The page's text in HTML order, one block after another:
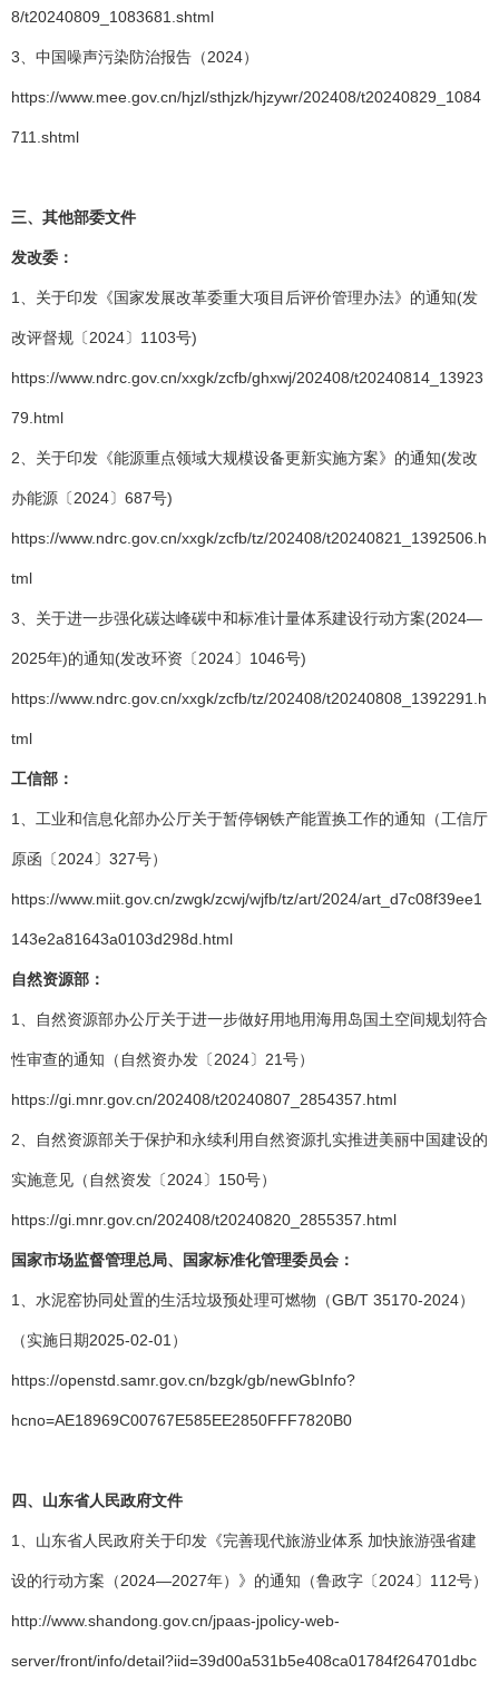
8/t20240809_1083681.shtml
3、中国噪声污染防治报告（2024）
https://www.mee.gov.cn/hjzl/sthjzk/hjzywr/202408/t20240829_1084
711.shtml
三、其他部委文件
发改委：
1、关于印发《国家发展改革委重大项目后评价管理办法》的通知(发
改评督规〔2024〕1103号)
https://www.ndrc.gov.cn/xxgk/zcfb/ghxwj/202408/t20240814_13923
79.html
2、关于印发《能源重点领域大规模设备更新实施方案》的通知(发改
办能源〔2024〕687号)
https://www.ndrc.gov.cn/xxgk/zcfb/tz/202408/t20240821_1392506.h
tml
3、关于进一步强化碳达峰碳中和标准计量体系建设行动方案(2024—
2025年)的通知(发改环资〔2024〕1046号)
https://www.ndrc.gov.cn/xxgk/zcfb/tz/202408/t20240808_1392291.h
tml
工信部：
1、工业和信息化部办公厅关于暂停钢铁产能置换工作的通知（工信厅
原函〔2024〕327号）
https://www.miit.gov.cn/zwgk/zcwj/wjfb/tz/art/2024/art_d7c08f39ee1
143e2a81643a0103d298d.html
自然资源部：
1、自然资源部办公厅关于进一步做好用地用海用岛国土空间规划符合
性审查的通知（自然资办发〔2024〕21号）
https://gi.mnr.gov.cn/202408/t20240807_2854357.html
2、自然资源部关于保护和永续利用自然资源扎实推进美丽中国建设的
实施意见（自然资发〔2024〕150号）
https://gi.mnr.gov.cn/202408/t20240820_2855357.html
国家市场监督管理总局、国家标准化管理委员会：
1、水泥窑协同处置的生活垃圾预处理可燃物（GB/T 35170-2024）
（实施日期2025-02-01）
https://openstd.samr.gov.cn/bzgk/gb/newGbInfo?
hcno=AE18969C00767E585EE2850FFF7820B0
四、山东省人民政府文件
1、山东省人民政府关于印发《完善现代旅游业体系 加快旅游强省建
设的行动方案（2024—2027年）》的通知（鲁政字〔2024〕112号）
http://www.shandong.gov.cn/jpaas-jpolicy-web-
server/front/info/detail?iid=39d00a531b5e408ca01784f264701dbc